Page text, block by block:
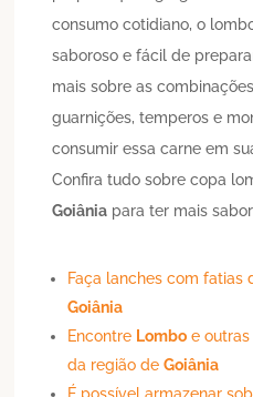
consumo cotidiano, o
saboroso e fácil de
mais sobre as
guarnições, temperos e
consumir essa carne em
Confira tudo sobre copa
Goiânia para ter mais
Faça lanches com fatias
Goiânia
Encontre Lombo e
da região deGoiânia